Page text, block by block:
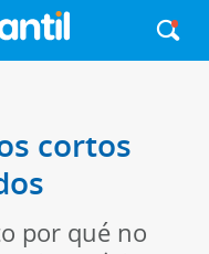
cortos
por qué no